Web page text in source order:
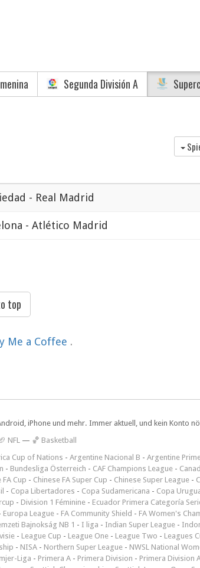
Segunda División A
- Real Madrid
- Atlético Madrid
top
Me a Coffee .
iPhone und mehr. Immer aktuell, und kein Konto
NFL — 🏀 Basketball
Cup of Nations - Argentine Nacional B - Argentine
- Bundesliga Österreich - CAF Champions League -
FA Cup - Chinese FA Super Cup - Chinese Super League -
- Copa Libertadores - Copa Sudamericana - Copa
- Division 1 Féminine - Ecuador Primera Categoría
Europa League - FA Community Shield - FA Women's
Bajnokság NB 1 - I liga - Indian Super League -
- League Cup - League One - League Two - Leagues
- NISA - Northern Super League - NWSL National
Liga - Primera A - Primera Division - Primera Division